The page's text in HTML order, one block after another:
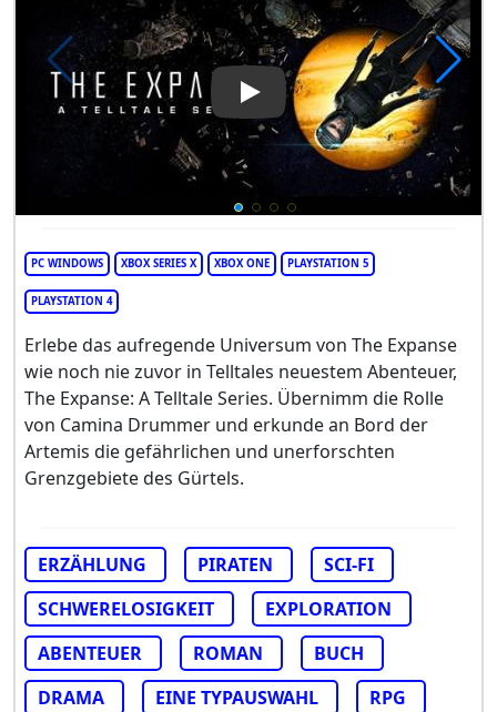
Play Video: The Expanse: A
PC WINDOWS XBOX SERIES X XBOX ONE PLAYSTATION 5
PLAYSTATION 4
Erlebe das aufregende Universum von The Expanse
wie noch nie zuvor in Telltales neuestem Abenteuer,
The Expanse: A Telltale Series. Übernimm die Rolle
von Camina Drummer und erkunde an Bord der
Artemis die gefährlichen und unerforschten
Grenzgebiete des Gürtels.
ERZÄHLUNG PIRATEN
SCI-FI
SCHWERELOSIGKEIT
EXPLORATION
ABENTEUER
ROMAN
BUCH
DRAMA
EINE TYPAUSWAHL
RPG